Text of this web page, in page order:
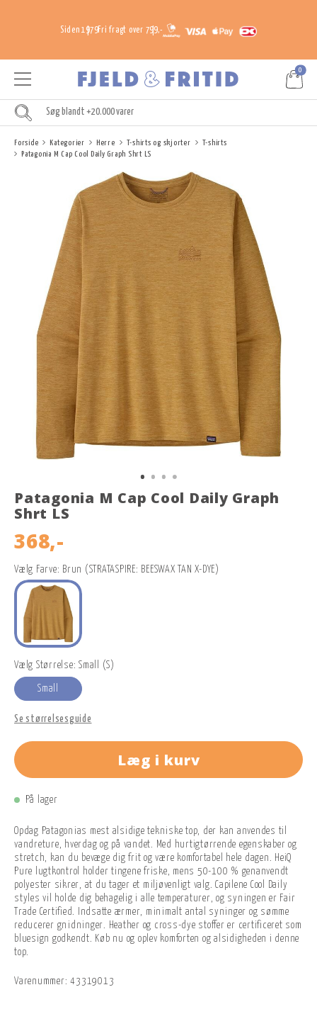
Siden 1979Fri fragt over 799,-
0
Forside Kategorier Herre T-shirts og skjorter
T-shirts
Patagonia M Cap Cool Daily Graph Shrt LS
Patagonia M Cap Cool Daily Graph
Shrt LS
368,-
Vælg Farve: Brun (STRATASPIRE: BEESWAX TAN X-DYE)
Vælg Størrelse: Small (S)
Small
Se størrelsesguide
Læg i kurv
På lager
Opdag Patagonias mest alsidige tekniske top, der kan anvendes til
vandreture, hverdag og på vandet. Med hurtigtørrende egenskaber og
stretch, kan du bevæge dig frit og være komfortabel hele dagen. HeiQ
Pure lugtkontrol holder tingene friske, mens 50-100 % genanvendt
polyester sikrer, at du tager et miljøvenligt valg. Capilene Cool Daily
styles vil holde dig behagelig i alle temperaturer, og syningen er Fair
Trade Certified. Indsatte ærmer, minimalt antal syninger og sømme
reducerer gnidninger. Heather og cross-dye stoffer er certificeret som
bluesign godkendt. Køb nu og oplev komforten og alsidigheden i denne
top.
Varenummer: 43319013